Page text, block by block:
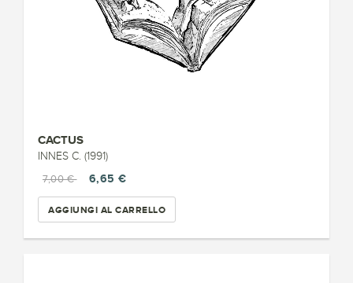
CACTUS
INNES C. (1991)
7,00 €
6,65 €
AGGIUNGI AL CARRELLO